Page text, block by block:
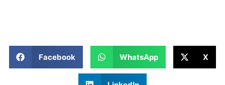
Facebook WhatsApp X